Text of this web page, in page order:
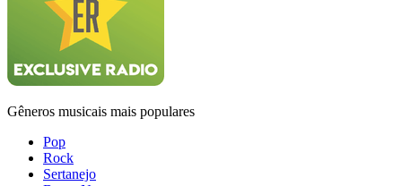
Gêneros musicais mais populares
Pop
Rock
Sertanejo